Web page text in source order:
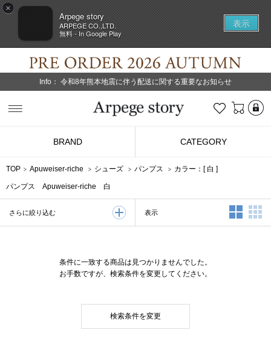
×
Arpege story
ARPEGE CO.,LTD.
無料 - In Google Play
表示
Info： 令和8年熊本地震に伴う配送に関する重要なお知らせ
お気に入り
BRAND CATEGORY
TOP Apuweiser-riche シューズ パンプス カラー：[白 ]
パンプス Apuweiser-riche 白
さらに絞り込む 表示 2列表示
条件に一致する商品は見つかりませんでした。
お手数ですが、検索条件を変更してください。
検索条件を変更